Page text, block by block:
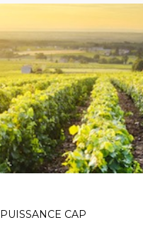
PUISSANCE CAP